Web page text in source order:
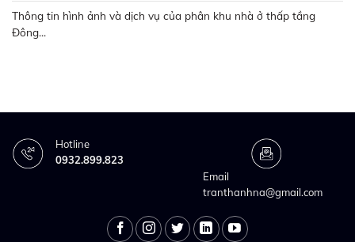
Thông tin hình ảnh và dịch vụ của phân khu nhà ở thấp tầng
Đông...
Hotline
0932.899.823
Email
tranthanhna@gmail.com